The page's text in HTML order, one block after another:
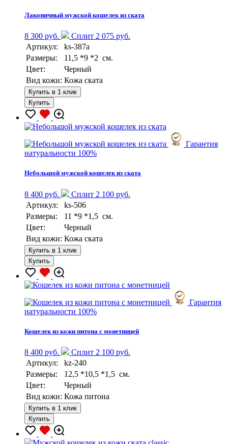
Лаконичный мужской кошелек из ската
8 300 руб.
Сплит 2 075 руб.
Артикул:
ks-387a
Размеры:
11,5 *9 *2 см.
Цвет:
Черный
Вид кожи: Кожа ската
Купить в 1 клик
Купить
Гарантия
натуральности 100%
Небольшой мужской кошелек из ската
8 400 руб.
Сплит 2 100 руб.
Артикул:
ks-506
Размеры:
11 *9 *1,5 см.
Цвет:
Черный
Вид кожи: Кожа ската
Купить в 1 клик
Купить
Гарантия
натуральности 100%
Кошелек из кожи питона с монетницей
8 400 руб.
Сплит 2 100 руб.
Артикул:
kz-240
Размеры:
12,5 *10,5 *1,5 см.
Цвет:
Черный
Вид кожи: Кожа питона
Купить в 1 клик
Купить